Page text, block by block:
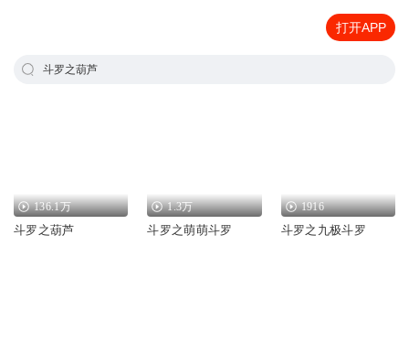
打开APP
斗罗之葫芦
136.1万
斗罗之葫芦
1.3万
斗罗之萌萌斗罗
1916
斗罗之九极斗罗